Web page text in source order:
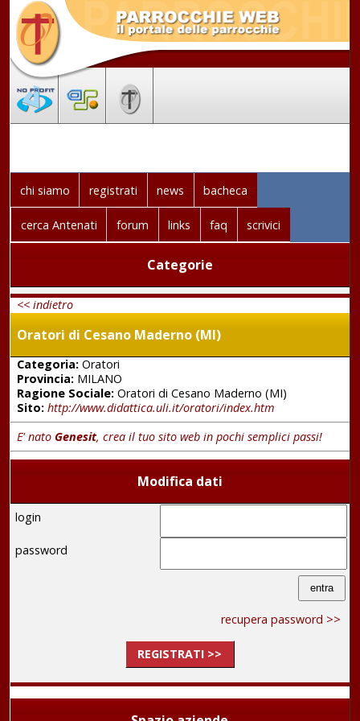
chi siamo registrati news bacheca
cerca Antenati forum links faq scrivici
Categorie
<< indietro
Oratori di Cesano Maderno (MI)
Categoria:Oratori
Provincia:MILANO
Ragione Sociale:Oratori di Cesano Maderno (MI)
Sito: http://www.didattica.uli.it/oratori/index.htm
E' nato Genesit, crea il tuo sito web in pochi semplici passi!
Modifica dati
login
password
recupera password >>
REGISTRATI >>